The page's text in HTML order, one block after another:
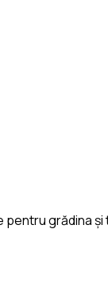
pentru grădina